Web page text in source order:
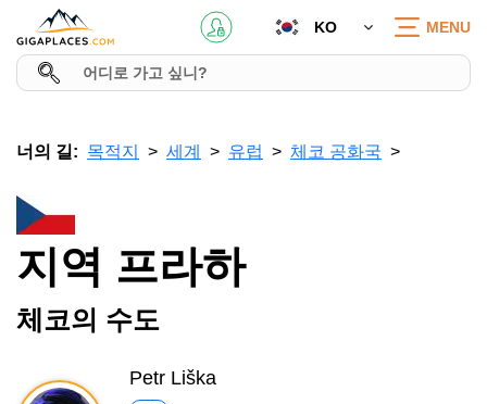
KO MENU
너의 길: 목적지 세계 유럽 체코 공화국
지역 프라하
체코의 수도
Petr Liška